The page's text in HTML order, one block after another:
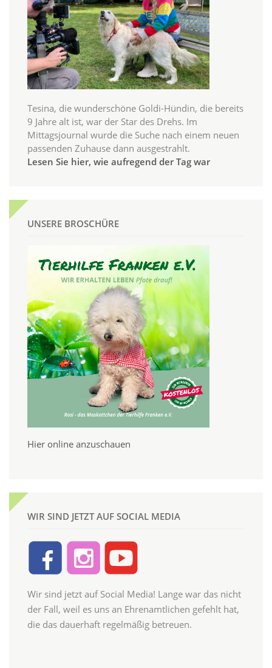
Tesina, die wunderschöne Goldi-Hündin, die bereits
9 Jahre alt ist, war der Star des Drehs. Im
Mittagsjournal wurde die Suche nach einem neuen
passenden Zuhause dann ausgestrahlt.
Lesen Sie hier, wie aufregend der Tag war
UNSERE BROSCHÜRE
Hier online anzuschauen
WIR SIND JETZT AUF SOCIAL MEDIA
Wir sind jetzt auf Social Media! Lange war das nicht
der Fall, weil es uns an Ehrenamtlichen gefehlt hat,
die das dauerhaft regelmäßig betreuen.